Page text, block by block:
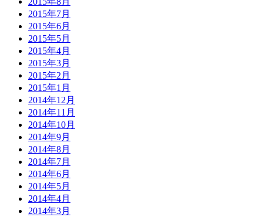
2015年7月
2015年6月
2015年5月
2015年4月
2015年3月
2015年2月
2015年1月
2014年12月
2014年11月
2014年10月
2014年9月
2014年8月
2014年7月
2014年6月
2014年5月
2014年4月
2014年3月